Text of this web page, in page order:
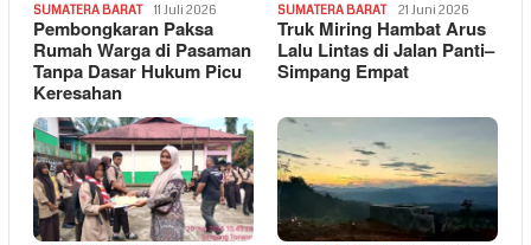
SUMATERA BARAT 11 Juli 2026
Pembongkaran Paksa
Rumah Warga di Pasaman
Tanpa Dasar Hukum Picu
Keresahan
SUMATERA BARAT 21 Juni 2026
Truk Miring Hambat Arus
Lalu Lintas di Jalan Panti–
Simpang Empat